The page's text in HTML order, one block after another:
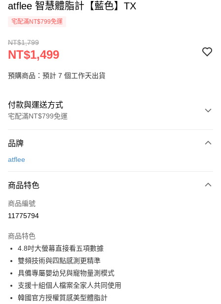
atflee 智慧體脂計【藍色】TX
宅配滿NT$799免運
NT$1,799
NT$1,499
預購商品：預計 7 個工作天出貨
付款與運送方式
宅配滿NT$799免運
信用卡一次付款
Apple Pay
街口支付
Google Pay
全盈+PAY
AFTEE先享後付
相關說明
【關於「AFTEE先享後付」】
品牌
atflee
商品特色
商品編號
11775794
商品特色
4.8吋大螢幕直接看五項數據
雙頻技術與四點感測更精準
具備專屬嬰幼兒與寵物量測模式
支援十組個人檔案全家人共同使用
韓國官方授權質感美型體脂計